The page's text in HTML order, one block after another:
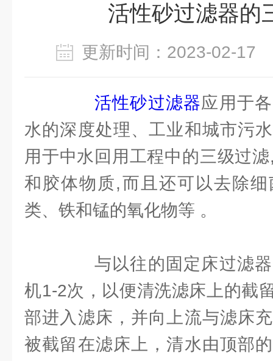
活性砂过滤器的
更新时间：2023-02-
活性砂过滤器应用于
水的深度处理、工业和城市污
用于中水回用工程中的三级过
和胶体物质,而且还可以去除
类、铁和锰的氧化物等 。
与以往的固定床过滤器
机1-2次，以便清洗滤床上的截
部进入滤床，并向上流与滤床
被截留在滤床上，清水由顶部